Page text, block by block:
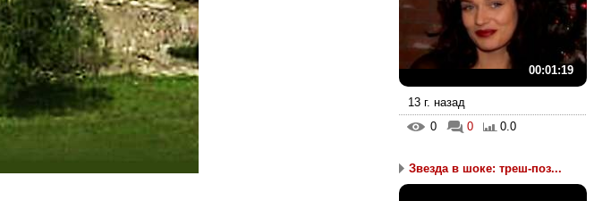
00:01:19
13 г. назад
0
0 0.0
Звезда в шоке: треш-поз...